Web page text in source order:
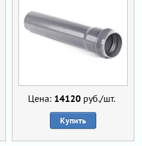
Цена: 14120 руб./шт.
Купить